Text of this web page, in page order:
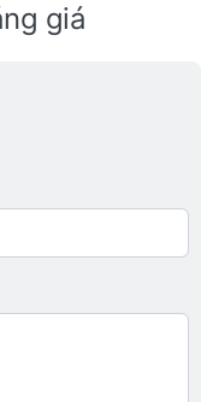
giá
trên 5
5 sao.
5 sao.
Xấu